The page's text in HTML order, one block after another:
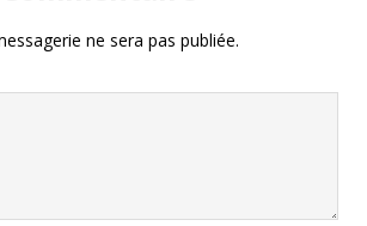
ne sera pas publiée.